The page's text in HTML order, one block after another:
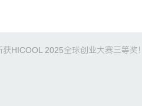
获HICOOL 2025全球创业大赛三等奖！